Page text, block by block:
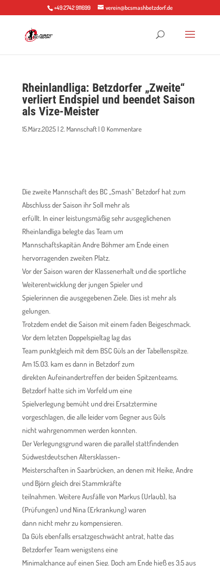
+49 2742 911699 verein@bcsmashbetzdorf.de
Rheinlandliga: Betzdorfer „Zweite“
verliert Endspiel und beendet Saison
als Vize-Meister
15.März.2025| 2. Mannschaft| 0 Kommentare
Die zweite Mannschaft des BC „Smash“ Betzdorf hat zum
Abschluss der Saison ihr Soll mehr als
erfüllt. In einer leistungsmäßig sehr ausgeglichenen
Rheinlandliga belegte das Team um
Mannschaftskapitän Andre Böhmer am Ende einen
hervorragenden zweiten Platz.
Vor der Saison waren der Klassenerhalt und die sportliche
Weiterentwicklung der jungen Spieler und
Spielerinnen die ausgegebenen Ziele. Dies ist mehr als
gelungen.
Trotzdem endet die Saison mit einem faden Beigeschmack.
Vor dem letzten Doppelspieltag lag das
Team punktgleich mit dem BSC Güls an der Tabellenspitze.
Am 15.03. kam es dann in Betzdorf zum
direkten Aufeinandertreffen der beiden Spitzenteams.
Betzdorf hatte sich im Vorfeld um eine
Spielverlegung bemüht und drei Ersatztermine
vorgeschlagen, die alle leider vom Gegner aus Güls
nicht wahrgenommen werden konnten.
Der Verlegungsgrund waren die parallel stattfindenden
Südwestdeutschen Altersklassen-
Meisterschaften in Saarbrücken, an denen mit Heike, Andre
und Björn gleich drei Stammkräfte
teilnahmen. Weitere Ausfälle von Markus (Urlaub), Isa
(Prüfungen) und Nina (Erkrankung) waren
dann nicht mehr zu kompensieren.
Da Güls ebenfalls ersatzgeschwächt antrat, hatte das
Betzdorfer Team wenigstens eine
Minimalchance auf einen Sieg. Doch am Ende hieß es 3:5 aus